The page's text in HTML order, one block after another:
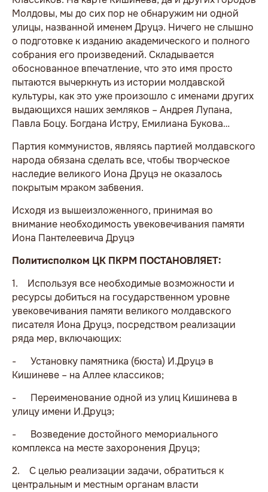
Молдовы, мы до сих пор не обнаружим ни одной
улицы, названной именем Друцэ. Ничего не слышно
о подготовке к изданию академического и полного
собрания его произведений. Складывается
обоснованное впечатление, что это имя просто
пытаются вычеркнуть из истории молдавской
культуры, как это уже произошло с именами других
выдающихся наших земляков – Андрея Лупана,
Павла Боцу. Богдана Истру, Емилиана Букова…
Партия коммунистов, являясь партией молдавского
народа обязана сделать все, чтобы творческое
наследие великого Иона Друцэ не оказалось
покрытым мраком забвения.
Исходя из вышеизложенного, принимая во
внимание необходимость увековечивания памяти
Иона Пантелеевича Друцэ
Политисполком ЦК ПКРМ ПОСТАНОВЛЯЕТ:
1. Используя все необходимые возможности и
ресурсы добиться на государственном уровне
увековечивания памяти великого молдавского
писателя Иона Друцэ, посредством реализации
ряда мер, включающих:
- Установку памятника (бюста) И.Друцэ в
Кишиневе – на Аллее классиков;
- Переименование одной из улиц Кишинева в
улицу имени И.Друцэ;
- Возведение достойного мемориального
комплекса на месте захоронения Друцэ;
2. С целью реализации задачи, обратиться к
центральным и местным органам власти